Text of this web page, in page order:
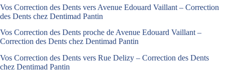
Vos Correction des Dents vers Avenue Edouard Vaillant – Correction
des Dents chez Dentimad Pantin
Vos Correction des Dents proche de Avenue Edouard Vaillant –
Correction des Dents chez Dentimad Pantin
Vos Correction des Dents vers Rue Delizy – Correction des Dents
chez Dentimad Pantin